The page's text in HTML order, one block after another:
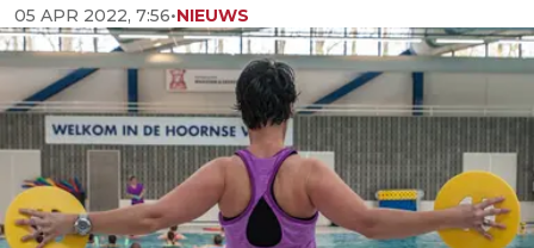
05 APR 2022, 7:56•NIEUWS